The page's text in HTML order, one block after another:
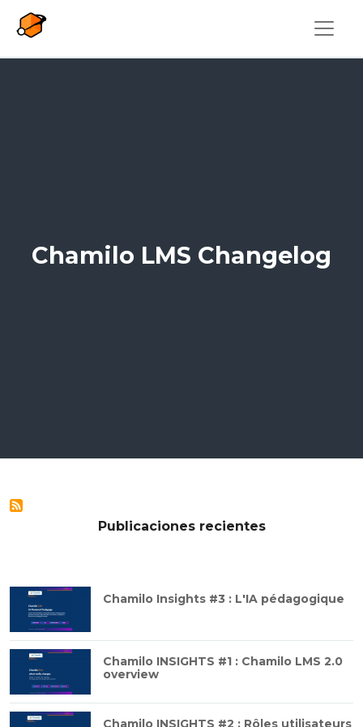
Chamilo LMS Changelog
Publicaciones recientes
Chamilo Insights #3 : L'IA pédagogique
Chamilo INSIGHTS #1 : Chamilo LMS 2.0
overview
Chamilo INSIGHTS #2 : Rôles utilisateurs